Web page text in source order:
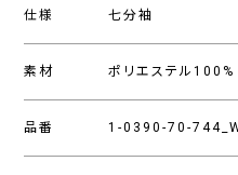
仕様 七分袖
素材 ポリエステル100%
品番 1-0390-70-